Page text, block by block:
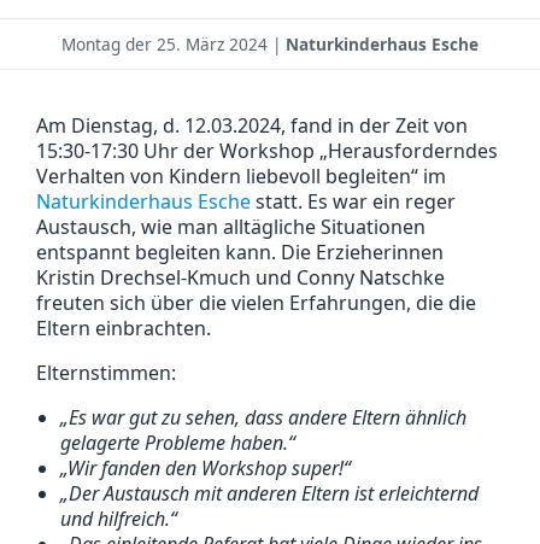
Montag der 25. März 2024 | Naturkinderhaus Esche
Am Dienstag, d. 12.03.2024, fand in der Zeit von
15:30-17:30 Uhr der Workshop „Herausforderndes
Verhalten von Kindern liebevoll begleiten“ im
Naturkinderhaus Eschestatt. Es war ein reger
Austausch, wie man alltägliche Situationen
entspannt begleiten kann. Die Erzieherinnen
Kristin Drechsel-Kmuch und Conny Natschke
freuten sich über die vielen Erfahrungen, die die
Eltern einbrachten.
Elternstimmen:
„Es war gut zu sehen, dass andere Eltern ähnlich
gelagerte Probleme haben.“
„Wir fanden den Workshop super!“
„Der Austausch mit anderen Eltern ist erleichternd
und hilfreich.“